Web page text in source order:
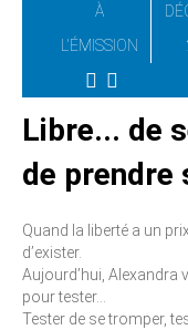
À
L'ÉMISSION
Libre... de
de prendre
Quand la liberté a un
d’exister.
Aujourd’hui, Alexandra
pour tester...
Tester de se tromper,